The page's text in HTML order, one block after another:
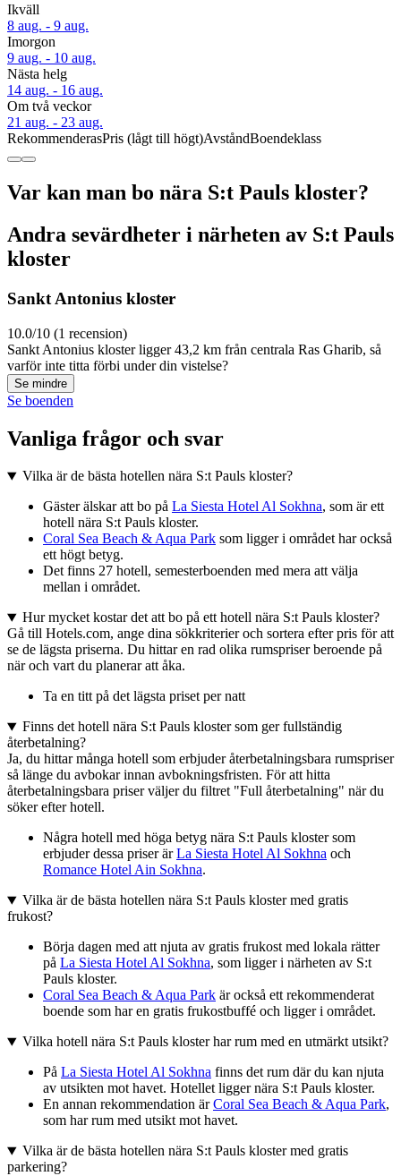
Ikväll
8 aug. - 9 aug.
Imorgon
9 aug. - 10 aug.
Nästa helg
14 aug. - 16 aug.
Om två veckor
21 aug. - 23 aug.
RekommenderasPris (lågt till högt)AvståndBoendeklass
Var kan man bo nära S:t Pauls kloster?
Andra sevärdheter i närheten av S:t Pauls
kloster
Sankt Antonius kloster
10.0/10 (1 recension)
Sankt Antonius kloster ligger 43,2 km från centrala Ras Gharib, så
varför inte titta förbi under din vistelse?
Se mindre
Se boenden
Vanliga frågor och svar
Vilka är de bästa hotellen nära S:t Pauls kloster?
Gäster älskar att bo på La Siesta Hotel Al Sokhna, som är ett
hotell nära S:t Pauls kloster.
Coral Sea Beach & Aqua Park som ligger i området har också
ett högt betyg.
Det finns 27 hotell, semesterboenden med mera att välja
mellan i området.
Hur mycket kostar det att bo på ett hotell nära S:t Pauls kloster?
Gå till Hotels.com, ange dina sökkriterier och sortera efter pris för att
se de lägsta priserna. Du hittar en rad olika rumspriser beroende på
när och vart du planerar att åka.
Ta en titt på det lägsta priset per natt
Finns det hotell nära S:t Pauls kloster som ger fullständig
återbetalning?
Ja, du hittar många hotell som erbjuder återbetalningsbara rumspriser
så länge du avbokar innan avbokningsfristen. För att hitta
återbetalningsbara priser väljer du filtret "Full återbetalning" när du
söker efter hotell.
Några hotell med höga betyg nära S:t Pauls kloster som
erbjuder dessa priser ärLa Siesta Hotel Al Sokhna och
Romance Hotel Ain Sokhna.
Vilka är de bästa hotellen nära S:t Pauls kloster med gratis
frukost?
Börja dagen med att njuta av gratis frukost med lokala rätter
på La Siesta Hotel Al Sokhna, som ligger i närheten av S:t
Pauls kloster.
Coral Sea Beach & Aqua Park är också ett rekommenderat
boende som har en gratis frukostbuffé och ligger i området.
Vilka hotell nära S:t Pauls kloster har rum med en utmärkt utsikt?
På La Siesta Hotel Al Sokhna finns det rum där du kan njuta
av utsikten mot havet. Hotellet ligger nära S:t Pauls kloster.
En annan rekommendation ärCoral Sea Beach & Aqua Park,
som har rum med utsikt mot havet.
Vilka är de bästa hotellen nära S:t Pauls kloster med gratis
parkering?